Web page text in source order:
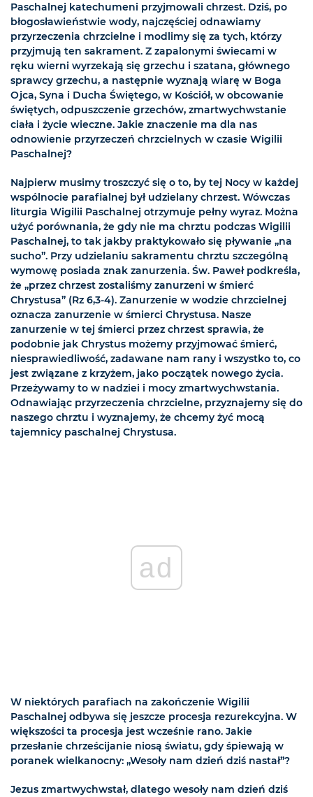
Paschalnej katechumeni przyjmowali chrzest. Dziś, po
błogosławieństwie wody, najczęściej odnawiamy
przyrzeczenia chrzcielne i modlimy się za tych, którzy
przyjmują ten sakrament. Z zapalonymi świecami w
ręku wierni wyrzekają się grzechu i szatana, głównego
sprawcy grzechu, a następnie wyznają wiarę w Boga
Ojca, Syna i Ducha Świętego, w Kościół, w obcowanie
świętych, odpuszczenie grzechów, zmartwychwstanie
ciała i życie wieczne. Jakie znaczenie ma dla nas
odnowienie przyrzeczeń chrzcielnych w czasie Wigilii
Paschalnej?
Najpierw musimy troszczyć się o to, by tej Nocy w każdej
wspólnocie parafialnej był udzielany chrzest. Wówczas
liturgia Wigilii Paschalnej otrzymuje pełny wyraz. Można
użyć porównania, że gdy nie ma chrztu podczas Wigilii
Paschalnej, to tak jakby praktykowało się pływanie „na
sucho”. Przy udzielaniu sakramentu chrztu szczególną
wymowę posiada znak zanurzenia. Św. Paweł podkreśla,
że „przez chrzest zostaliśmy zanurzeni w śmierć
Chrystusa” (Rz 6,3-4). Zanurzenie w wodzie chrzcielnej
oznacza zanurzenie w śmierci Chrystusa. Nasze
zanurzenie w tej śmierci przez chrzest sprawia, że
podobnie jak Chrystus możemy przyjmować śmierć,
niesprawiedliwość, zadawane nam rany i wszystko to, co
jest związane z krzyżem, jako początek nowego życia.
Przeżywamy to w nadziei i mocy zmartwychwstania.
Odnawiając przyrzeczenia chrzcielne, przyznajemy się do
naszego chrztu i wyznajemy, że chcemy żyć mocą
tajemnicy paschalnej Chrystusa.
ad
W niektórych parafiach na zakończenie Wigilii
Paschalnej odbywa się jeszcze procesja rezurekcyjna. W
większości ta procesja jest wcześnie rano. Jakie
przesłanie chrześcijanie niosą światu, gdy śpiewają w
poranek wielkanocny: „Wesoły nam dzień dziś nastał”?
Jezus zmartwychwstał, dlatego wesoły nam dzień dziś